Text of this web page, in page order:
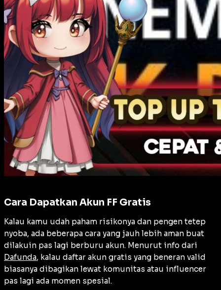
Cara Dapatkan Akun FF Gratis
Kalau kamu udah paham risikonya dan pengen tetep
nyoba, ada beberapa cara yang jauh lebih aman buat
dilakuin pas lagi berburu akun. Menurut info dari
Dafunda, kalau daftar akun gratis yang beneran valid
biasanya dibagikan lewat komunitas atau influencer
pas lagi ada momen spesial.